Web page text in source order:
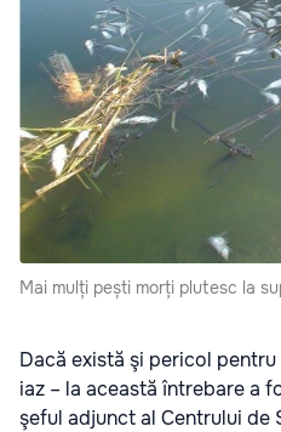
Mai mulți pești morți plutesc la
Dacă există şi pericol
iaz – la această întrebare a
şeful adjunct al Centrului de